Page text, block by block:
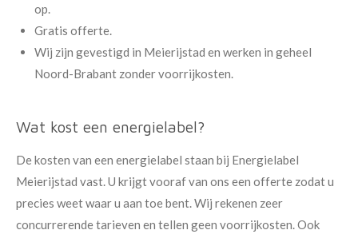
op.
Gratis offerte.
Wij zijn gevestigd in Meierijstad en werken in geheel
Noord-Brabant zonder voorrijkosten.
Wat kost een energielabel?
De kosten van een energielabel staan bij Energielabel
Meierijstad vast. U krijgt vooraf van ons een offerte zodat u
precies weet waar u aan toe bent. Wij rekenen zeer
concurrerende tarieven en tellen geen voorrijkosten. Ook